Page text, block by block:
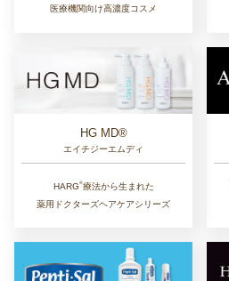
医療機関向け高濃度コスメ
HG MD®
エイチジーエムディ
HARG®︎療法から生まれた
薬用ドクターズヘアケアシリーズ